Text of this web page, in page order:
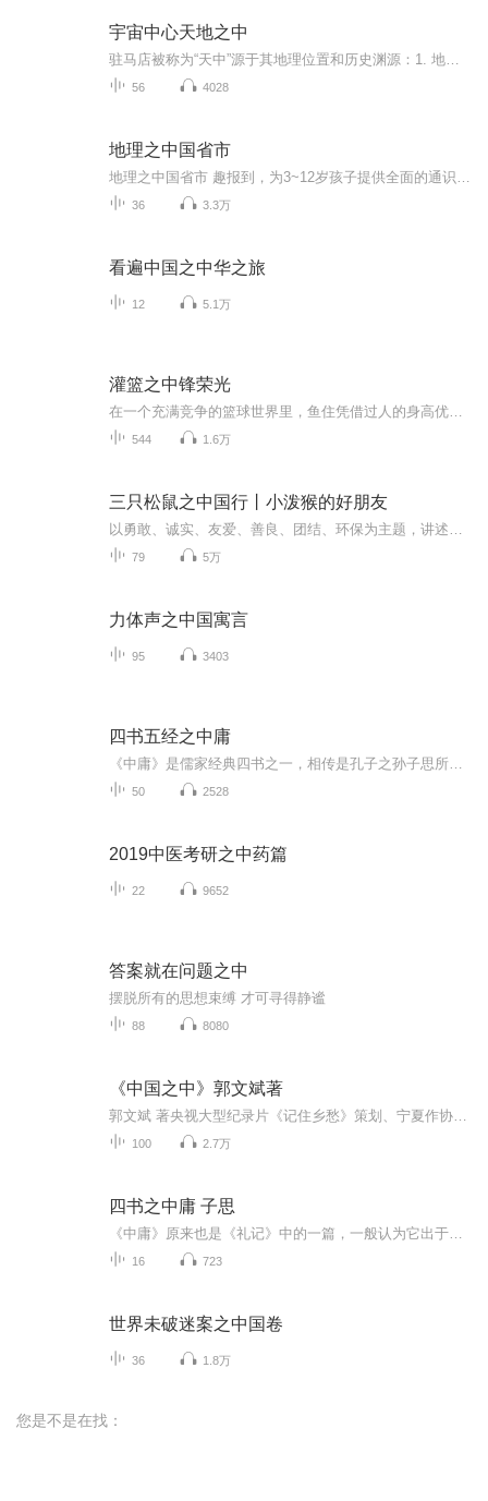
宇宙中心天地之中
56 4028
地理之中国省市
36 3.3万
看遍中国之中华之旅
12 5.1万
灌篮之中锋荣光
544 1.6万
三只松鼠之中国行丨小泼猴的好朋友
79 5万
力体声之中国寓言
95 3403
四书五经之中庸
50 2528
2019中医考研之中药篇
22 9652
答案就在问题之中
摆脱所有的思想束缚 才可寻得静谧
88 8080
《中国之中》郭文斌著
100 2.7万
四书之中庸 子思
16 723
世界未破迷案之中国卷
36 1.8万
您是不是在找：